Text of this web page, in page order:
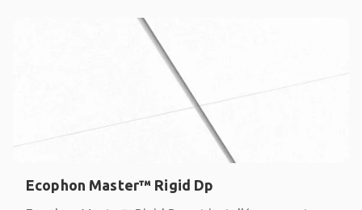
Ecophon Master™ Rigid Dp